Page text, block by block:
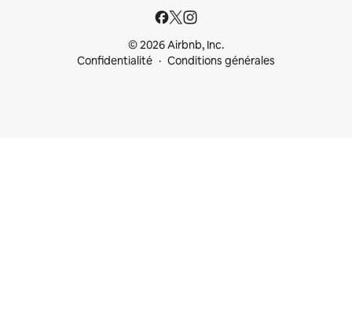
© 2026 Airbnb, Inc.
Confidentialité
Conditions générales